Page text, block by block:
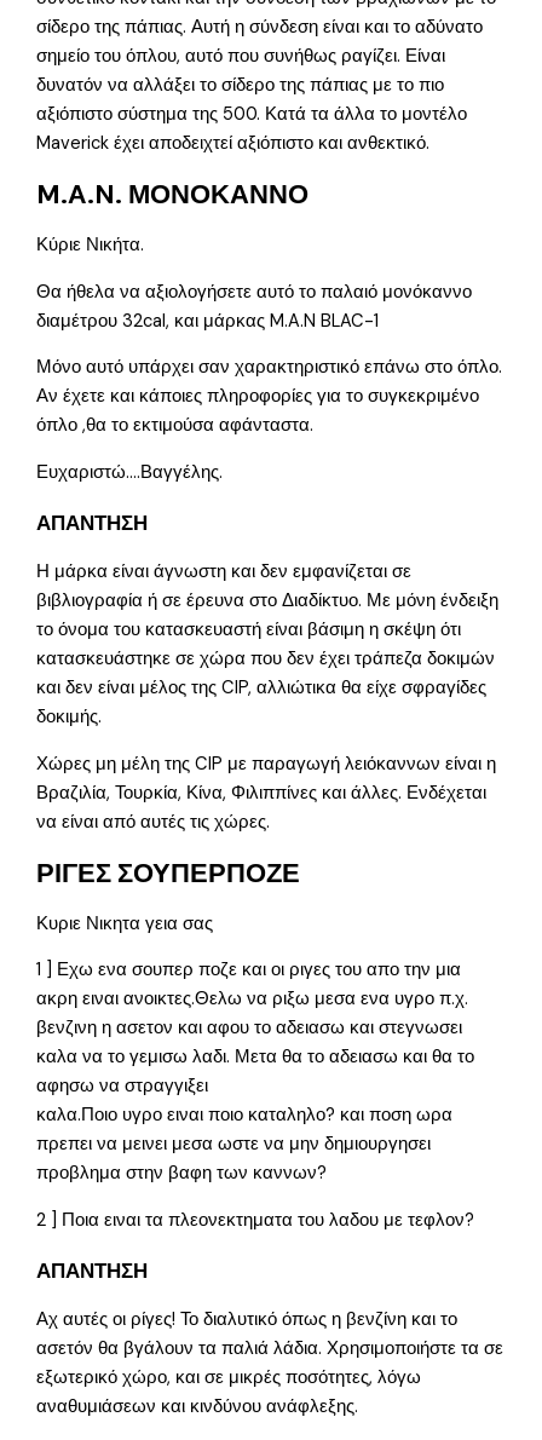
σίδερο της πάπιας. Αυτή η σύνδεση είναι και το αδύνατο
σημείο του όπλου, αυτό που συνήθως ραγίζει. Είναι
δυνατόν να αλλάξει το σίδερο της πάπιας με το πιο
αξιόπιστο σύστημα της 500. Κατά τα άλλα το μοντέλο
Maverick έχει αποδειχτεί αξιόπιστο και ανθεκτικό.
M.A.N. ΜΟΝΟΚΑΝΝΟ
Κύριε Νικήτα.
Θα ήθελα να αξιολογήσετε αυτό το παλαιό μονόκαννο
διαμέτρου 32cal, και μάρκας M.A.N BLAC-1
Μόνο αυτό υπάρχει σαν χαρακτηριστικό επάνω στο όπλο.
Αν έχετε και κάποιες πληροφορίες για το συγκεκριμένο
όπλο ,θα το εκτιμούσα αφάνταστα.
Ευχαριστώ….Βαγγέλης.
ΑΠΑΝΤΗΣΗ
Η μάρκα είναι άγνωστη και δεν εμφανίζεται σε
βιβλιογραφία ή σε έρευνα στο Διαδίκτυο. Με μόνη ένδειξη
το όνομα του κατασκευαστή είναι βάσιμη η σκέψη ότι
κατασκευάστηκε σε χώρα που δεν έχει τράπεζα δοκιμών
και δεν είναι μέλος της CIP, αλλιώτικα θα είχε σφραγίδες
δοκιμής.
Χώρες μη μέλη της CIP με παραγωγή λειόκαννων είναι η
Βραζιλία, Τουρκία, Κίνα, Φιλιππίνες και άλλες. Ενδέχεται
να είναι από αυτές τις χώρες.
ΡΙΓΕΣ ΣΟΥΠΕΡΠΟΖΕ
Κυριε Νικητα γεια σας
1 ] Εχω ενα σουπερ ποζε και οι ριγες του απο την μια
ακρη ειναι ανοικτες.Θελω να ριξω μεσα ενα υγρο π.χ.
βενζινη η ασετον και αφου το αδειασω και στεγνωσει
καλα να το γεμισω λαδι. Μετα θα το αδειασω και θα το
αφησω να στραγγιξει
καλα.Ποιο υγρο ειναι ποιο καταληλο? και ποση ωρα
πρεπει να μεινει μεσα ωστε να μην δημιουργησει
προβλημα στην βαφη των καννων?
2 ] Ποια ειναι τα πλεονεκτηματα του λαδου με τεφλον?
ΑΠΑΝΤΗΣΗ
Αχ αυτές οι ρίγες! Το διαλυτικό όπως η βενζίνη και το
ασετόν θα βγάλουν τα παλιά λάδια. Χρησιμοποιήστε τα σε
εξωτερικό χώρο, και σε μικρές ποσότητες, λόγω
αναθυμιάσεων και κινδύνου ανάφλεξης.